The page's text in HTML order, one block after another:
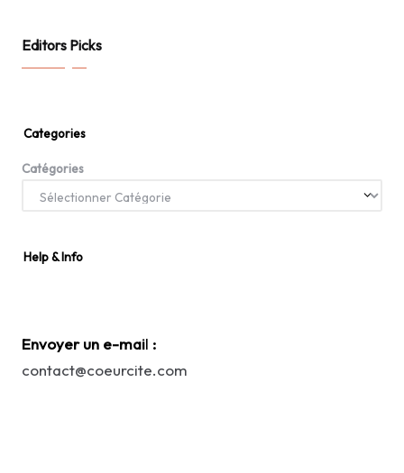
Editors Picks
Categories
Catégories
Help & Info
Envoyer un e-mail :
contact@coeurcite.com